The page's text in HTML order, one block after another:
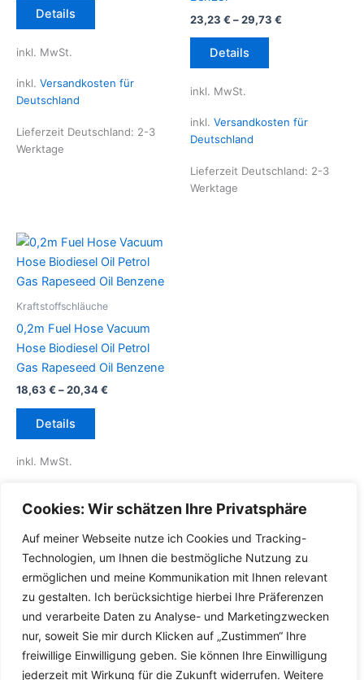
Cookies: Wir schätzen Ihre Privatsphäre
Auf meiner Webseite nutze ich Cookies und Tracking-
Technologien, um Ihnen die bestmögliche Nutzung zu
ermöglichen und meine Kommunikation mit Ihnen relevant
zu gestalten. Ich berücksichtige hierbei Ihre Präferenzen
und verarbeite Daten zu Analyse- und Marketingzwecken
nur, soweit Sie mir durch Klicken auf „Zustimmen“ Ihre
freiwillige Einwilligung geben. Sie können Ihre Einwilligung
jederzeit mit Wirkung für die Zukunft widerrufen. Weitere
Details
Varianten
Optionen
gewählt
werden
inkl. MwSt.
inkl. Versandkosten für
Deutschland
Lieferzeit Deutschland: 2-3
Werktage
23,23 € –29,73 €
Details
Dieses
Varianten
Optionen
inkl. MwSt.
inkl. Versandkosten für
Deutschland
Lieferzeit Deutschland: 2-3
Werktage
Kraftstoffschläuche
0,2m Fuel Hose Vacuum
Hose Biodiesel Oil Petrol
Gas Rapeseed Oil Benzene
18,63 € –20,34€
Details
Dieses
auf.
Optionen
können
der
Produktseite
gewählt
werden
inkl. MwSt.
Deutschland
Lieferzeit Deutschland:2-3
Werktage